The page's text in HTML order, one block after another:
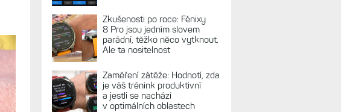
Zkušenosti po roce: Fénixy
8 Pro jsou jedním slovem
parádní, těžko něco vytknout.
Ale ta nositelnost
Zaměření zátěže: Hodnotí, zda
je váš trénink produktivní
a jestli se nachází
v optimálních oblastech